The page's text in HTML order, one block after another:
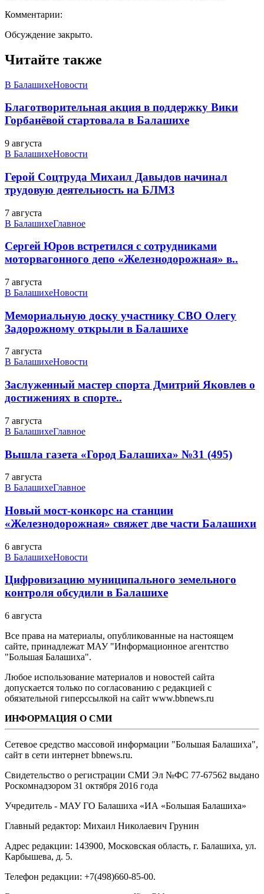
Комментарии:
Обсуждение закрыто.
Читайте также
В БалашихеНовости
Благотворительная акция в поддержку Вики
Горбанёвой стартовала в Балашихе
9 августа
В БалашихеНовости
Герой Соцтруда Михаил Давыдов начинал
трудовую деятельность на БЛМЗ
7 августа
В БалашихеГлавное
Сергей Юров встретился с сотрудниками
моторвагонного депо «Железнодорожная» в..
7 августа
В БалашихеНовости
Мемориальную доску участнику СВО Олегу
Задорожному открыли в Балашихе
7 августа
В БалашихеНовости
Заслуженный мастер спорта Дмитрий Яковлев о
достижениях в спорте..
7 августа
В БалашихеГлавное
Вышла газета «Город Балашиха» №31 (495)
7 августа
В БалашихеГлавное
Новый мост-конкорс на станции
«Железнодорожная» свяжет две части Балашихи
6 августа
В БалашихеНовости
Цифровизацию муниципального земельного
контроля обсудили в Балашихе
6 августа
Все права на материалы, опубликованные на настоящем
сайте, принадлежат МАУ "Информационное агентство
"Большая Балашиха".
Любое использование материалов и новостей сайта
допускается только по согласованию с редакцией с
обязательной гиперссылкой на сайт www.bbnews.ru
ИНФОРМАЦИЯ О СМИ
Сетевое средство массовой информации "Большая Балашиха",
сайт в сети интернет bbnews.ru.
Свидетельство о регистрации СМИ Эл №ФС ‎77-67562 выдано
Роскомнадзором 31 октября 2016 года
Учредитель - МАУ ГО Балашиха «ИА «Большая Балашиха»
Главный редактор: Михаил Николаевич Грунин
Адрес редакции: 143900, Московская область, г. Балашиха, ул.
Карбышева, д. 5.
Телефон редакции: +7(498)660-85-00.